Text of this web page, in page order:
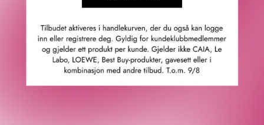
· Glatt: Gjør huden smidig og silkeaktig.
· Beskytt: Beskytter mot tap av fuktighet.
· Styrk: Hjelper med å styrke hudbarrieren.
· Lindre: Hjelper med å lindre alvorlig tørr hud.